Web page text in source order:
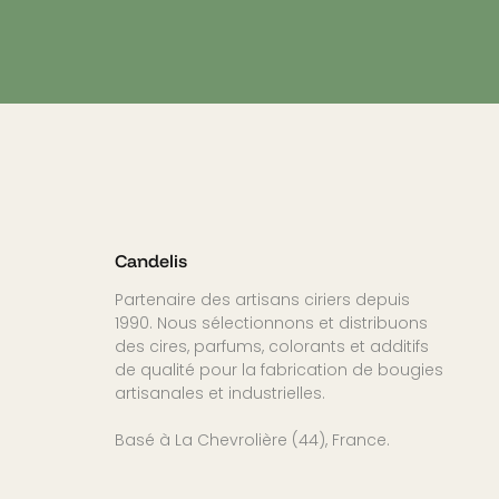
Candelis
Partenaire des artisans ciriers depuis
1990. Nous sélectionnons et distribuons
des cires, parfums, colorants et additifs
de qualité pour la fabrication de bougies
artisanales et industrielles.
Basé à La Chevrolière (44), France.